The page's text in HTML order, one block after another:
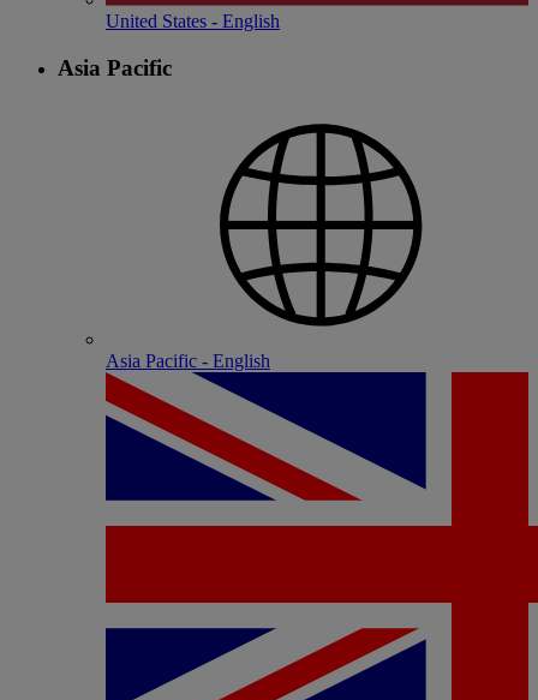
United States - English
Asia Pacific
Asia Pacific - English